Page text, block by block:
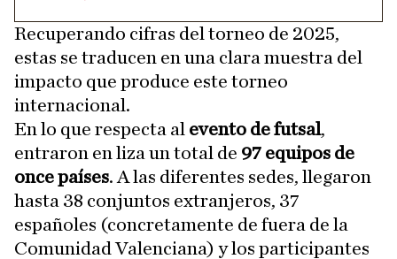
Recuperando cifras del torneo de 2025,
estas se traducen en una clara muestra del
impacto que produce este torneo
internacional.
En lo que respecta al evento de futsal,
entraron en liza un total de 97 equipos de
once países. A las diferentes sedes, llegaron
hasta 38 conjuntos extranjeros, 37
españoles (concretamente de fuera de la
Comunidad Valenciana) y los participantes